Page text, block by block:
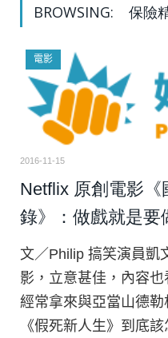
BROWSING: 保險
電影
2016-11-15
Netflix 原創電影
錄》：做戲就是要
文／Philip 搞笑演員凱
影，立意甚佳，內容也
經常拿來與亞當山德
《假死新人生》到底